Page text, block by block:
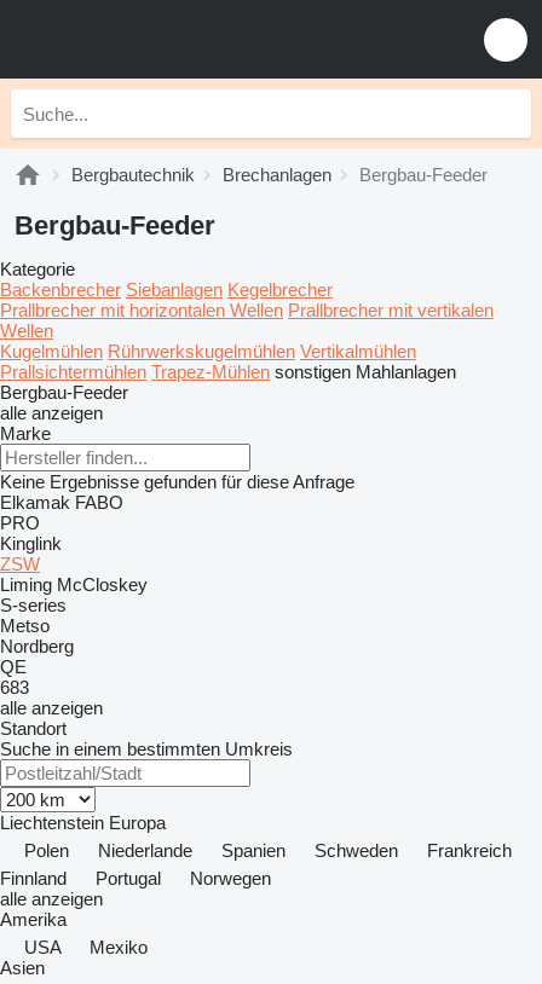
Bergbautechnik Brechanlagen Bergbau-Feeder
Bergbau-Feeder
Kategorie
Backenbrecher Siebanlagen‎ Kegelbrecher
Prallbrecher mit horizontalen Wellen Prallbrecher mit vertikalen
Wellen
Kugelmühlen Rührwerkskugelmühlen Vertikalmühlen
Prallsichtermühlen Trapez-Mühlen sonstigen Mahlanlagen
Bergbau-Feeder
alle anzeigen
Marke
Keine Ergebnisse gefunden für diese Anfrage
Elkamak FABO
PRO
Kinglink
ZSW
Liming McCloskey
S-series
Metso
Nordberg
QE
683
alle anzeigen
Standort
Suche in einem bestimmten Umkreis
Liechtenstein Europa
Polen
Niederlande Spanien Schweden
Frankreich
Finnland
Portugal
Norwegen
alle anzeigen
Amerika
USA
Mexiko
Asien